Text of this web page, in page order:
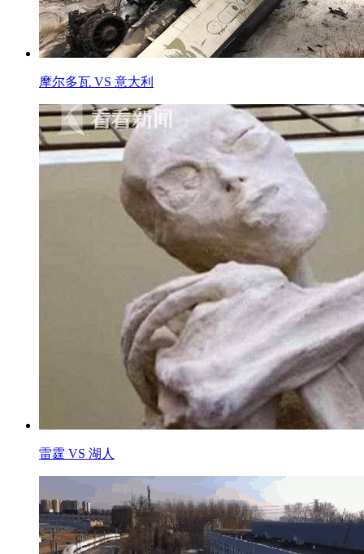
摩尔多瓦 VS 意大利
雷霆 VS 湖人